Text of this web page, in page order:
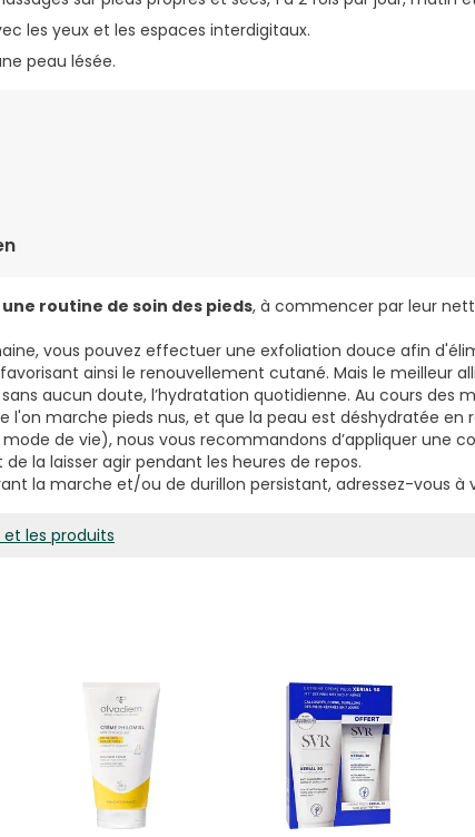
les yeux et les espaces interdigitaux.
peau lésée.
LANOLINE, CETEARYL ALCOHOL, CETYL ALCOHOL,
XYLITOL, XANTHAN GUM, STEARETH-20, CETETH-
une routine de soin des pieds, à commencer par leur
vous pouvez effectuer une exfoliation douce afin
ainsi le renouvellement cutané. Mais le meilleur
aucun doute, l’hydratation quotidienne. Au cours des
l'on marche pieds nus, et que la peau est déshydratée en
de vie), nous vous recommandons d’appliquer une
la laisser agir pendant les heures de repos.
la marche et/ou de durillon persistant, adressez-vous à
les produits